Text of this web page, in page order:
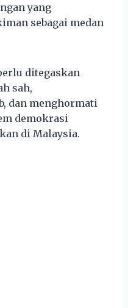
yang
sebagai medan
ditegaskan
sah,
dan menghormati
demokrasi
di Malaysia.